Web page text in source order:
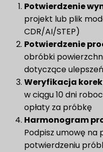
Potwierdzenie
projekt lub plik
CDR/AI/STEP)
Potwierdzenie
obróbki
dotyczące
Weryfikacja
w ciągu 10 dni
opłaty za próbkę
Harmonogram
Podpisz umowę na
potwierdzeniu